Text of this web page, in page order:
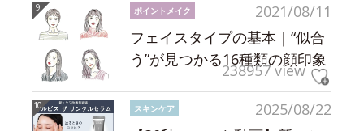
2021/08/11
ポイントメイク
フェイスタイプの基本｜“似合
う”が見つかる16種類の顔印象
238957 view
2025/08/22
スキンケア